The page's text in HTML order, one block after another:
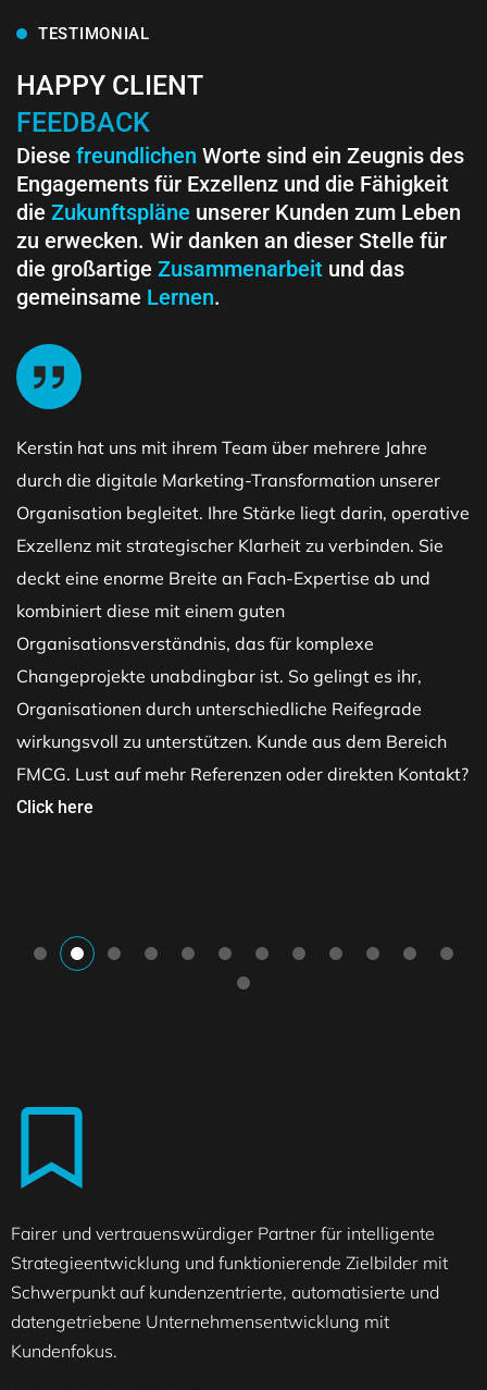
TESTIMONIAL
HAPPY CLIENT
FEEDBACK
Diese freundlichen Worte sind ein Zeugnis des
Engagements für Exzellenz und die Fähigkeit
die Zukunftspläne unserer Kunden zum Leben
zu erwecken. Wir danken an dieser Stelle für
die großartige Zusammenarbeit und das
gemeinsame Lernen.
Kerstin hat uns mit ihrem Team über mehrere Jahre
durch die digitale Marketing-Transformation unserer
Organisation begleitet. Ihre Stärke liegt darin, operative
Exzellenz mit strategischer Klarheit zu verbinden. Sie
deckt eine enorme Breite an Fach-Expertise ab und
kombiniert diese mit einem guten
Organisationsverständnis, das für komplexe
Changeprojekte unabdingbar ist. So gelingt es ihr,
Organisationen durch unterschiedliche Reifegrade
wirkungsvoll zu unterstützen. Kunde aus dem Bereich
FMCG. Lust auf mehr Referenzen oder direkten Kontakt?
Click here
Fairer und vertrauenswürdiger Partner für intelligente
Strategieentwicklung und funktionierende Zielbilder mit
Schwerpunkt auf kundenzentrierte, automatisierte und
datengetriebene Unternehmensentwicklung mit
Kundenfokus.